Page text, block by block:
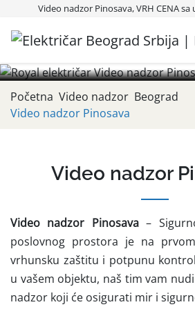
Video nadzor Pinosava, VRH CENA
Video nadzor
Video nadzor Pinosava, TOP CENA
sistemi✓ IP kamere✓ Solarna
Početna Video nadzor Beograd
Video nadzor Pinosava
Video nadzor
Video nadzor Pinosava–
poslovnog prostora je na
vrhunsku zaštitu i potpunu
u vašem objektu, naš tim vam
nadzor koji će osigurati mir i